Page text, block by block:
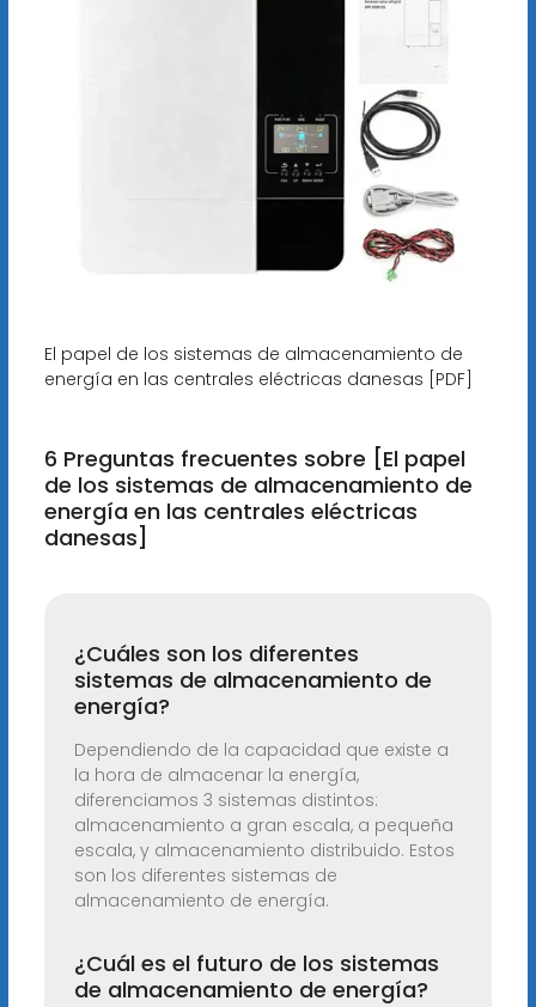
El papel de los sistemas de almacenamiento de
energía en las centrales eléctricas danesas [PDF]
6 Preguntas frecuentes sobre [El papel
de los sistemas de almacenamiento de
energía en las centrales eléctricas
danesas]
¿Cuáles son los diferentes
sistemas de almacenamiento de
energía?
Dependiendo de la capacidad que existe a
la hora de almacenar la energía,
diferenciamos 3 sistemas distintos:
almacenamiento a gran escala, a pequeña
escala, y almacenamiento distribuido. Estos
son los diferentes sistemas de
almacenamiento de energía.
¿Cuál es el futuro de los sistemas
de almacenamiento de energía?